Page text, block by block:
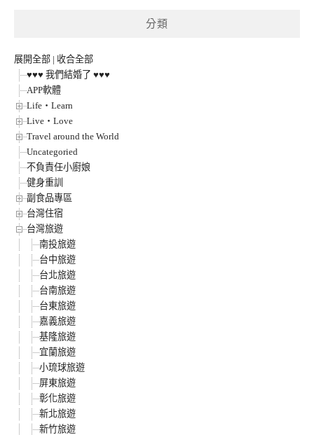
分類
展開全部 | 收合全部
♥♥♥ 我們結婚了 ♥♥♥
APP軟體
Life‧Learn
Live‧Love
Travel around the World
Uncategoried
不負責任小廚娘
健身重訓
副食品專區
台灣住宿
台灣旅遊
南投旅遊
台中旅遊
台北旅遊
台南旅遊
台東旅遊
嘉義旅遊
基隆旅遊
宜蘭旅遊
小琉球旅遊
屏東旅遊
彰化旅遊
新北旅遊
新竹旅遊